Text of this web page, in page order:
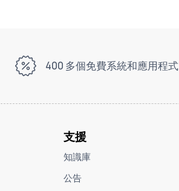
400 多個免費系統和應用程式
支援
知識庫
公告